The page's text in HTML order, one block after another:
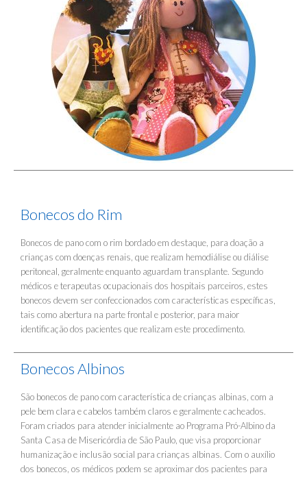
Bonecos do Rim
Bonecos de pano com o rim bordado em destaque, para doação a
crianças com doenças renais, que realizam hemodiálise ou diálise
peritoneal, geralmente enquanto aguardam transplante. Segundo
médicos e terapeutas ocupacionais dos hospitais parceiros, estes
bonecos devem ser confeccionados com características específicas,
tais como abertura na parte frontal e posterior, para maior
identificação dos pacientes que realizam este procedimento.
Bonecos Albinos
São bonecos de pano com característica de crianças albinas, com a
pele bem clara e cabelos também claros e geralmente cacheados.
Foram criados para atender inicialmente ao Programa Pró-Albino da
Santa Casa de Misericórdia de São Paulo, que visa proporcionar
humanização e inclusão social para crianças albinas. Com o auxílio
dos bonecos, os médicos podem se aproximar dos pacientes para